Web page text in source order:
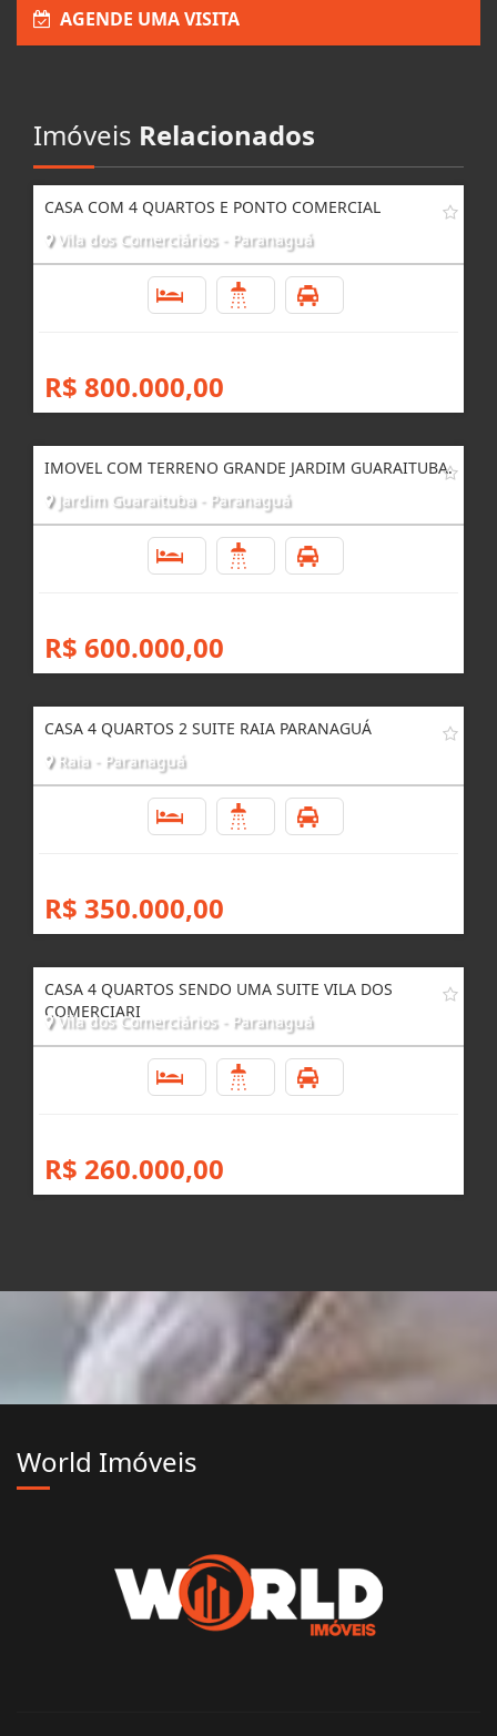
AGENDE UMA VISITA
Imóveis Relacionados
CASA COM 4 QUARTOS E PONTO COMERCIAL
Vila dos Comerciários - Paranaguá
R$ 800.000,00
IMOVEL COM TERRENO GRANDE JARDIM GUARAITUBA.
Jardim Guaraituba - Paranaguá
R$ 600.000,00
CASA 4 QUARTOS 2 SUITE RAIA PARANAGUÁ
Raia - Paranaguá
R$ 350.000,00
CASA 4 QUARTOS SENDO UMA SUITE VILA DOS
COMERCIARI
Vila dos Comerciários - Paranaguá
R$ 260.000,00
World Imóveis